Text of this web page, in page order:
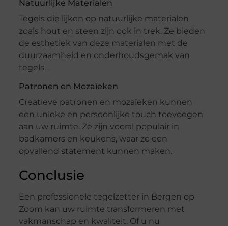
Natuurlijke Materialen
Tegels die lijken op natuurlijke materialen
zoals hout en steen zijn ook in trek. Ze bieden
de esthetiek van deze materialen met de
duurzaamheid en onderhoudsgemak van
tegels.
Patronen en Mozaïeken
Creatieve patronen en mozaïeken kunnen
een unieke en persoonlijke touch toevoegen
aan uw ruimte. Ze zijn vooral populair in
badkamers en keukens, waar ze een
opvallend statement kunnen maken.
Conclusie
Een professionele tegelzetter in Bergen op
Zoom kan uw ruimte transformeren met
vakmanschap en kwaliteit. Of u nu